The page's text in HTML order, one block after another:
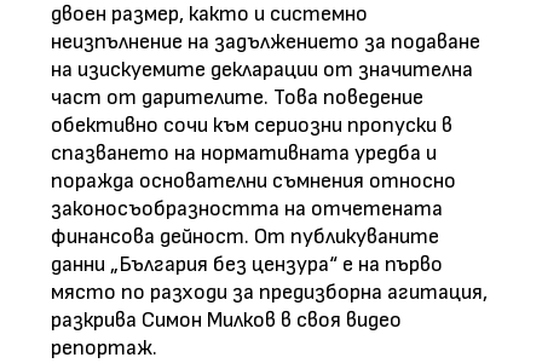
двоен размер, както и системно
неизпълнение на задължението за подаване
на изискуемите декларации от значителна
част от дарителите. Това поведение
обективно сочи към сериозни пропуски в
спазването на нормативната уредба и
поражда основателни съмнения относно
законосъобразността на отчетената
финансова дейност. От публикуваните
данни „България без цензура“ е на първо
място по разходи за предизборна агитация,
разкрива Симон Милков в своя видео
репортаж.